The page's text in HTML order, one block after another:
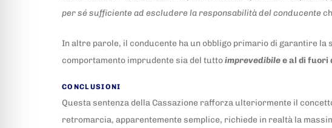
per sé sufficiente ad escludere la responsabilità del conducente
In altre parole, il conducente ha un obbligo primario di garantire
comportamento imprudente sia del tuttoimprevedibilee al di fuori
CONCLUSIONI
Questa sentenza della Cassazione rafforza ulteriormente il
retromarcia, apparentemente semplice, richiede in realtà la